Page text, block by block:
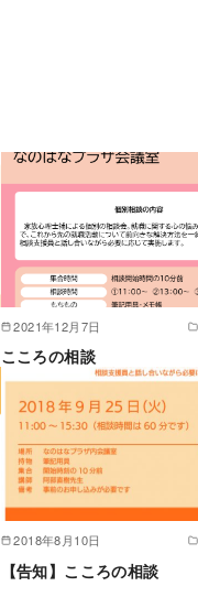
2021年12月7日
こころの相談
2018年8月10日
【告知】こころの相談